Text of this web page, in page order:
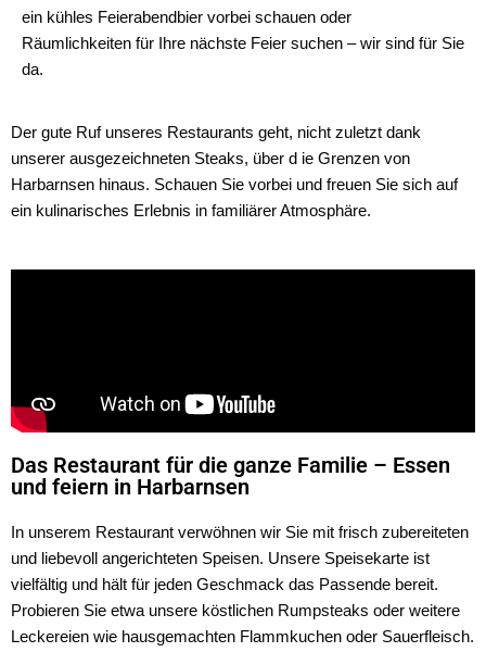
ein kühles Feierabendbier vorbei schauen oder
Räumlichkeiten für Ihre nächste Feier suchen – wir sind für Sie
da.
Der gute Ruf unseres Restaurants geht, nicht zuletzt dank
unserer ausgezeichneten Steaks, über d ie Grenzen von
Harbarnsen hinaus. Schauen Sie vorbei und freuen Sie sich auf
ein kulinarisches Erlebnis in familiärer Atmosphäre.
Das Restaurant für die ganze Familie – Essen
und feiern in Harbarnsen
In unserem Restaurant verwöhnen wir Sie mit frisch zubereiteten
und liebevoll angerichteten Speisen. Unsere Speisekarte ist
vielfältig und hält für jeden Geschmack das Passende bereit.
Probieren Sie etwa unsere köstlichen Rumpsteaks oder weitere
Leckereien wie hausgemachten Flammkuchen oder Sauerfleisch.